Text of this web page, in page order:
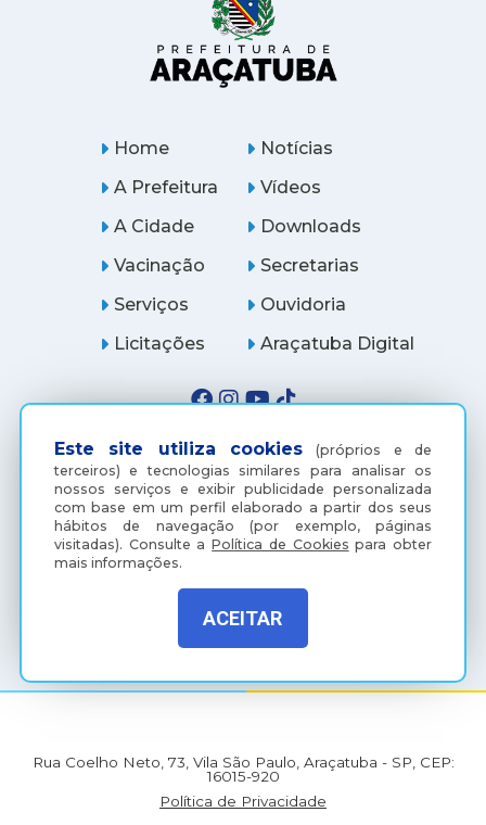
Este site utiliza cookies (próprios e de
terceiros) e tecnologias similares para analisar os
nossos serviços e exibir publicidade personalizada
com base em um perfil elaborado a partir dos seus
hábitos de navegação (por exemplo, páginas
visitadas). Consulte aPolítica de Cookies para obter
mais informações.
ACEITAR
Home
A Prefeitura
A Cidade
Notícias
Vídeos
Downloads
Vacinação
Serviços
Licitações
Secretarias
Ouvidoria
Araçatuba Digital
(18) 3607-6500
Rua Coelho Neto, 73, Vila São Paulo, Araçatuba - SP, CEP:
16015-920
Política de Privacidade